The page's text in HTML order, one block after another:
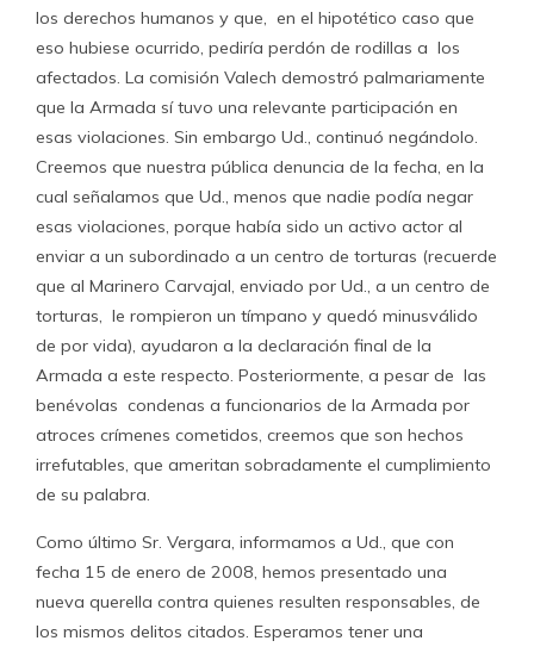
los derechos humanos y que, en el hipotético caso que
eso hubiese ocurrido, pediría perdón de rodillas a los
afectados. La comisión Valech demostró palmariamente
que la Armada sí tuvo una relevante participación en
esas violaciones. Sin embargo Ud., continuó negándolo.
Creemos que nuestra pública denuncia de la fecha, en la
cual señalamos que Ud., menos que nadie podía negar
esas violaciones, porque había sido un activo actor al
enviar a un subordinado a un centro de torturas (recuerde
que al Marinero Carvajal, enviado por Ud., a un centro de
torturas, le rompieron un tímpano y quedó minusválido
de por vida), ayudaron a la declaración final de la
Armada a este respecto. Posteriormente, a pesar de las
benévolas condenas a funcionarios de la Armada por
atroces crímenes cometidos, creemos que son hechos
irrefutables, que ameritan sobradamente el cumplimiento
de su palabra.
Como último Sr. Vergara, informamos a Ud., que con
fecha 15 de enero de 2008, hemos presentado una
nueva querella contra quienes resulten responsables, de
los mismos delitos citados. Esperamos tener una